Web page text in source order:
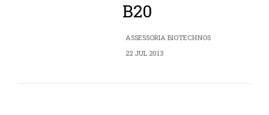
B20
ASSESSORIA BIOTECHNOS
22 JUL 2013